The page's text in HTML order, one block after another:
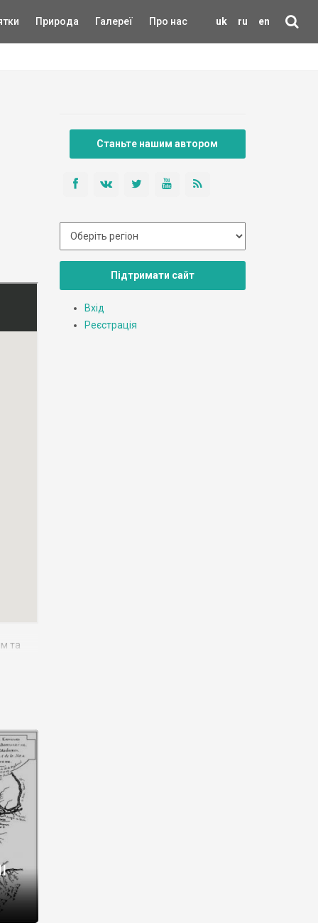
uk ru en
Природа Галереї Про нас
та
Станьте нашим автором
Підтримати сайт
Вхід
Реєстрація